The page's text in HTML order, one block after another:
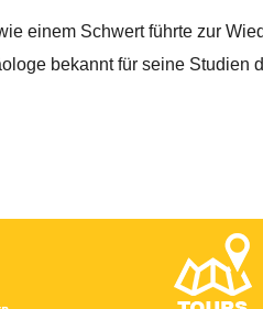
einem Schwert führte zur
bekannt für seine Studien